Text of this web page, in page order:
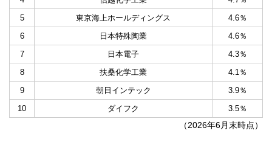
5
東京海上ホールディングス
4.6％
6
日本特殊陶業
4.6％
7
日本電子
4.3％
8
扶桑化学工業
4.1％
9
朝日インテック
3.9％
10
ダイフク 3.5％
（2026年6月末時点）